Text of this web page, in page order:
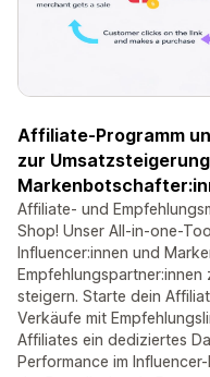
Affiliate-Programm
zur
Affiliate- und
Shop! Unser All-in-one-
Influencer:innen und
steigern. Starte dein
Verkäufe mit
Affiliates ein dediziertes
Performance im